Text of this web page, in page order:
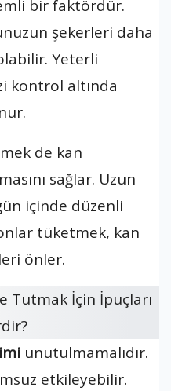
bir faktördür.
şekerleri daha
Yeterli
kontrol altında
de kan
sağlar. Uzun
içinde düzenli
tüketmek, kan
önler.
unutulmamalıdır.
etkileyebilir.